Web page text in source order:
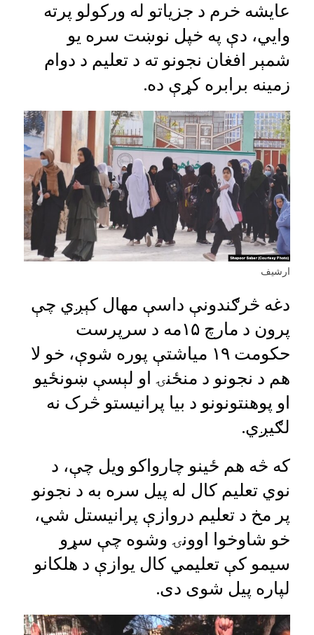
عایشه خرم د جزیاتو له ورکولو پرته
وايي، دې په خپل نوښت سره یو
شمېر افغان نجونو ته د تعلیم د دوام
زمینه برابره کړې ده.
ارشيف
دغه څرګندونې داسې مهال کېږي چې
پرون د مارچ ۱۵مه د سرپرست
حکومت ۱۹ میاشتې پوره شوې، خو لا
هم د نجونو د منځنۍ او لېسې ښونځیو
او پوهنتونونو د بیا پرانيستو څرک نه
لګیږي.
که څه هم ځینو چارواکو ویل چې، د
نوي تعلیم کال له پیل سره به د نجونو
پر مخ د تعلیم دروازې پرانيستل شي،
خو شاوخوا اوونۍ وشوه چې سړو
سیمو کې تعلیمي کال یوازې د هلکانو
لپاره پيل شوی دی.